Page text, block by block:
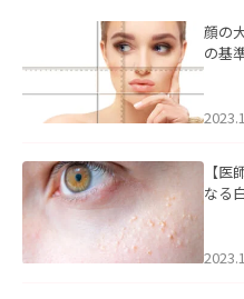
顔の
の基
【
なる